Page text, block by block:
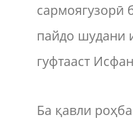
сармоягузорӣ
пайдо шудани
гуфтааст
Ба қавли